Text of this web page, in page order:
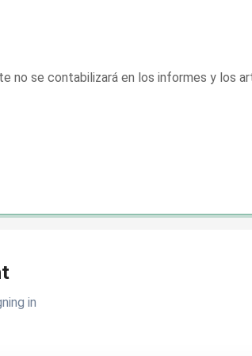
no se contabilizará en los informes y los
in